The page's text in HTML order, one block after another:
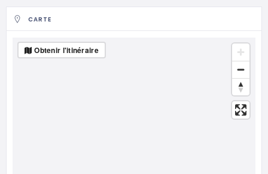
CARTE
Obtenir l'itinéraire